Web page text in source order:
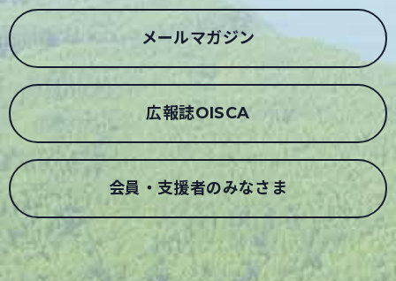
メールマガジン
広報誌OISCA
会員・支援者のみなさま